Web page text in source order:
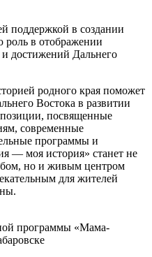
поддержкой в создании
роль в отображении
достижений Дальнего
родного края поможет
Востока в развитии
посвященные
современные
программы и
— моя история» станет не
но и живым центром
для жителей